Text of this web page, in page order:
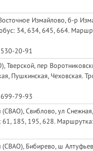
Измайлово, б-р
34, 634, 645, 664.
20-91
Тверской, пер
Пушкинская, Чеховская.
79-93
Свиблово, ул
61, 185, 195, 628.
Бибирево, ш